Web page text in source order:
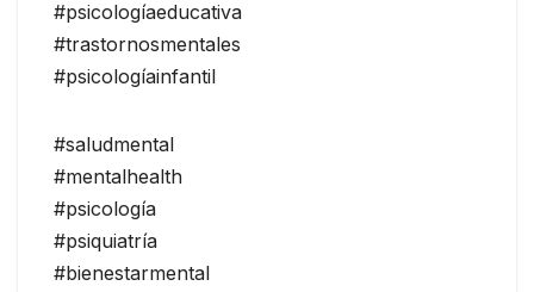
#psicologíaeducativa
#trastornosmentales
#psicologíainfantil
#saludmental
#mentalhealth
#psicología
#psiquiatría
#bienestarmental